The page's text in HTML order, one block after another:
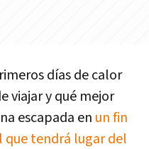
días de calor
viajar y qué mejor
escapada en un fin
que tendrá lugar del